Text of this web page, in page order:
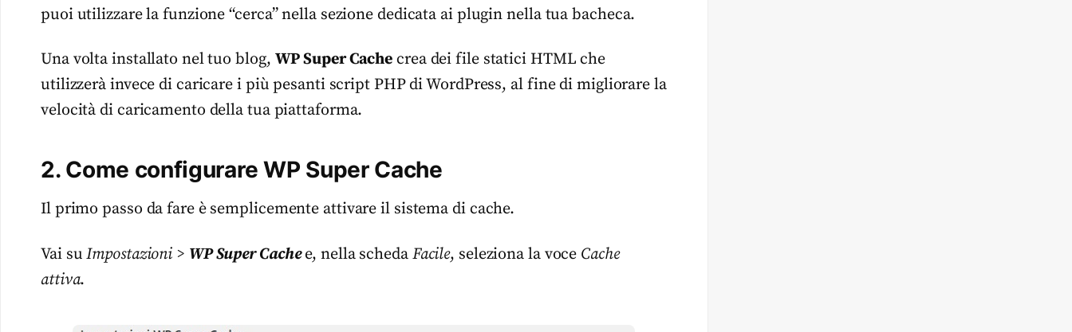
puoi utilizzare la funzione “cerca” nella sezione dedicata ai plugin nella tua bacheca.
Una volta installato nel tuo blog, WP Super Cache crea dei file statici HTML che
utilizzerà invece di caricare i più pesanti script PHP di WordPress, al fine di migliorare la
velocità di caricamento della tua piattaforma.
2. Come configurare WP Super Cache
Il primo passo da fare è semplicemente attivare il sistema di cache.
Vai suImpostazioni > WP Super Cache e, nella scheda Facile, seleziona la voce Cache
attiva.